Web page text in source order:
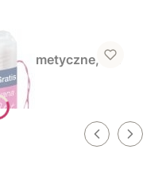
kosmetyczne, 5 x